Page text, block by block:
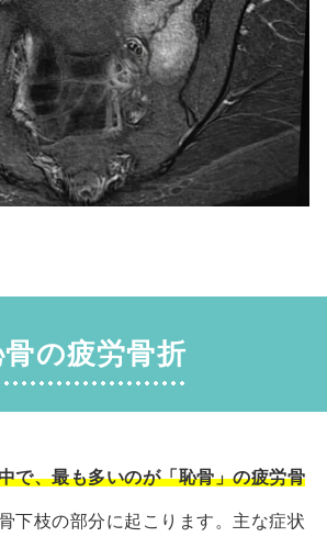
の疲労骨折
で、最も多いのが「恥骨」の疲労骨
下枝の部分に起こります。主な症状